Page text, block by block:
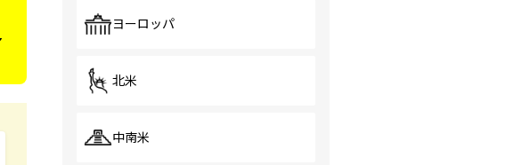
ヨーロッパ
北米
中南米